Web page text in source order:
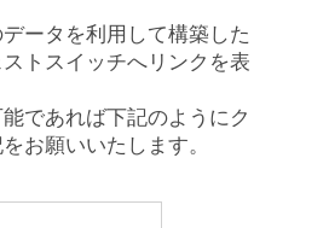
ータを利用して構築した
トスイッチへリンクを表
であれば下記のようにク
お願いいたします。